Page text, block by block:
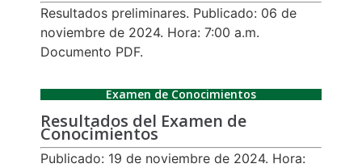
Resultados preliminares. Publicado: 06 de
noviembre de 2024. Hora: 7:00 a.m.
Documento PDF.
Examen de Conocimientos
Resultados del Examen de
Conocimientos
Publicado: 19 de noviembre de 2024. Hora: